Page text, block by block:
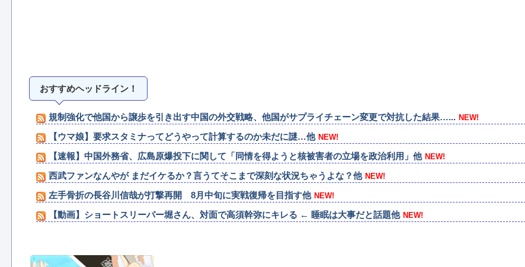
おすすめヘッドライン！
規制強化で他国から譲歩を引き出す中国の外交戦略、他国がサプライチェーン変更で対抗した結果…... NEW!
【ウマ娘】要求スタミナってどうやって計算するのか未だに謎…他 NEW!
【速報】中国外務省、広島原爆投下に関して「同情を得ようと核被害者の立場を政治利用」他 NEW!
西武ファンなんやが まだイケるか？言うてそこまで深刻な状況ちゃうよな？他 NEW!
左手骨折の長谷川信哉が打撃再開 8月中旬に実戦復帰を目指す他 NEW!
【動画】ショートスリーパー堀さん、対面で高須幹弥にキレる ← 睡眠は大事だと話題他 NEW!
『ピカチュウ』って昔の方が可愛かったよな他